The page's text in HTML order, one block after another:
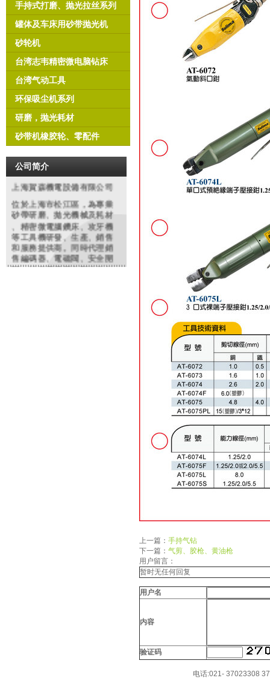
手持式打磨、抛光拉丝系列
罐体及车床用砂带抛光机
砂轮机
台湾志韦精密微电脑钻床
台湾气动工具
环保吸尘机系列
研磨，抛光耗材
砂带机橡胶轮、零配件
公司简介
上海賀森機電設備有限公司
位於上海市松江區，為專業
砂帶研磨 、拋光機械及耗材
、精密微電腦鑽床、攻牙機
等工具機研發、生產、銷售
和服務提供商。同時代理銷
售編碼器、電磁閥、安全開
關、特種電纜等各類進口知
上一篇： 手持气钻
下一篇： 气剪、胶枪、黄油枪
用户留言：
暂时无任何回复
用户名
内容
验证码
电话:021- 37023308